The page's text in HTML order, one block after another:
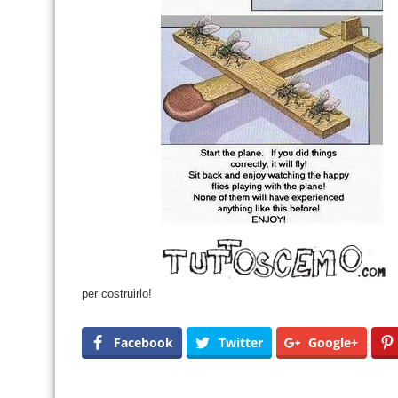
per costruirlo!
Facebook Twitter Google+